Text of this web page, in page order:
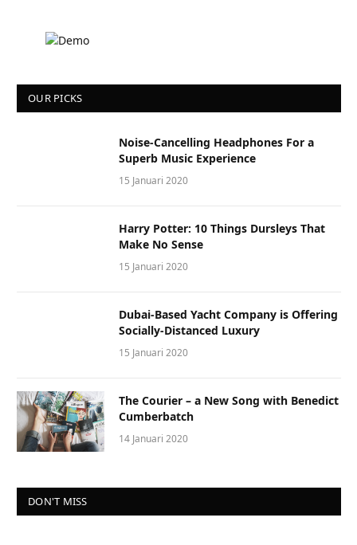
OUR PICKS
Noise-Cancelling Headphones For a
Superb Music Experience
15 Januari 2020
Harry Potter: 10 Things Dursleys That
Make No Sense
15 Januari 2020
Dubai-Based Yacht Company is Offering
Socially-Distanced Luxury
15 Januari 2020
The Courier – a New Song with Benedict
Cumberbatch
14 Januari 2020
DON'T MISS